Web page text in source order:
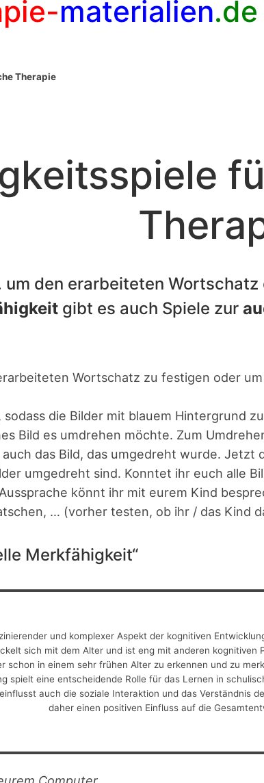
materialien.de
Therapie
um den erarbeiteten
gibt es auch Spiele zur
Wortschatz zu festigen oder
die Bilder mit blauem Hintergrund
Bild es umdrehen möchte. Zum
das Bild, das umgedreht wurde.
umgedreht sind. Konntet ihr euch alle
könnt ihr mit eurem Kind
… (vorher testen, ob ihr / das Kind
Merkfähigkeit“
und komplexer Aspekt der kognitiven
sich mit dem Alter und ist eng mit anderen
schon in einem sehr frühen Alter zu erkennen und zu
spielt eine entscheidende Rolle für das Lernen in
auch die soziale Interaktion und das Verständnis
daher einen positiven Einfluss auf die